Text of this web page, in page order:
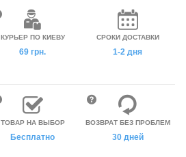
КУРЬЕР ПО КИЕВУ
69 грн.
СРОКИ ДОСТАВКИ
1-2 дня
ТОВАР НА ВЫБОР
Бесплатно
ВОЗВРАТ БЕЗ ПРОБЛЕМ
30 дней